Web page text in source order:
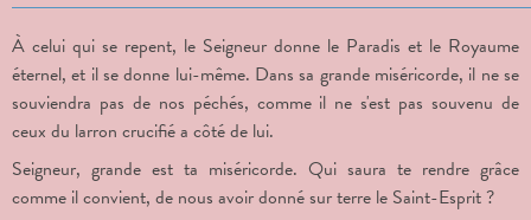
À celui qui se repent, le Seigneur donne le Paradis et le Royaume
éternel, et il se donne lui-même. Dans sa grande miséricorde, il ne se
souviendra pas de nos péchés, comme il ne s'est pas souvenu de
ceux du larron crucifié a côté de lui.
Seigneur, grande est ta miséricorde. Qui saura te rendre grâce
comme il convient, de nous avoir donné sur terre le Saint-Esprit ?